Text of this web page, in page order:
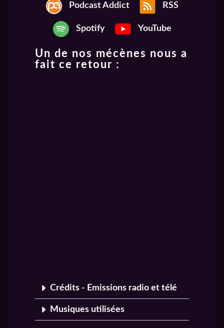
Podcast Addict RSS
Spotify YouTube
Un de nos mécènes nous a
fait ce retour :
Crédits - Emissions radio et télé
Musiques utilisées